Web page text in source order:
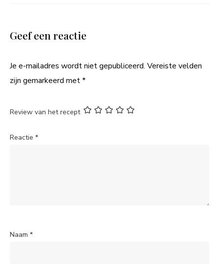
Geef een reactie
Je e-mailadres wordt niet gepubliceerd. Vereiste velden
zijn gemarkeerd met*
Review van het recept
Reactie *
Naam *